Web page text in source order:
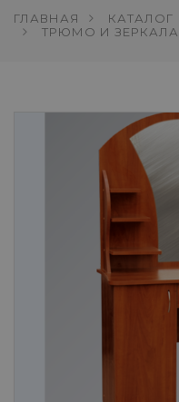
ГЛАВНАЯ КАТАЛОГ
ТРЮМО И ЗЕРКАЛА